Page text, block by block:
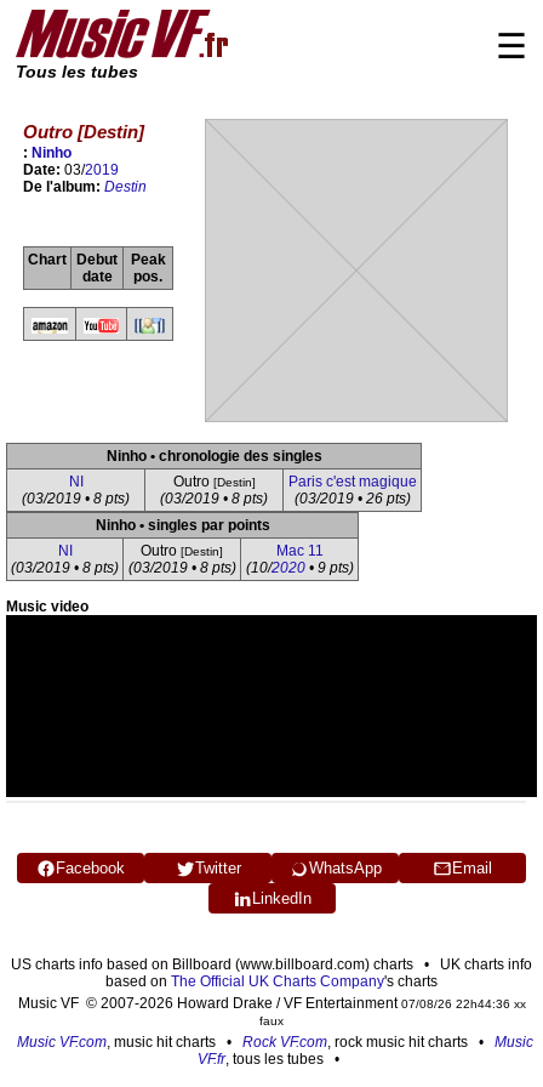
Tous les tubes
☰
Outro [Destin]
: Ninho
Date: 03/2019
De l'album: Destin
Chart
Debut
date
Peak
pos.
Ninho • chronologie des singles
NI
(03/2019 • 8 pts)
Outro [Destin]
(03/2019 • 8 pts)
Paris c'est magique
(03/2019 • 26 pts)
Ninho • singles par points
NI
(03/2019 • 8 pts)
Outro [Destin]
(03/2019 • 8 pts)
Mac 11
(10/2020• 9 pts)
Music video
Facebook Twitter WhatsApp
Email
LinkedIn
US charts info based on Billboard (www.billboard.com) charts • UK charts info
based on The Official UK Charts Company's charts
Music VF © 2007-2026 Howard Drake / VF Entertainment07/08/26 22h44:36 xx
faux
Music VF.com, music hit charts • Rock VF.com, rock music hit charts • Music
VF.fr, tous les tubes •